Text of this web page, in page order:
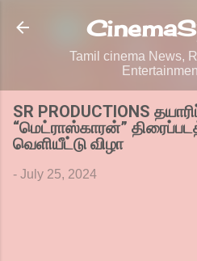
Skip to main
Tamil cinema News,
SR PRODUCTIONS
“மெட்ராஸ்காரன்”
வெளியீட்டு விழா
- July 25, 2024